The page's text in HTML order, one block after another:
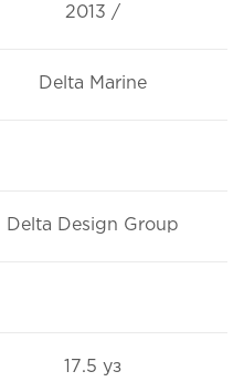
2013 /
Delta Marine
Delta Design Group
17.5 уз